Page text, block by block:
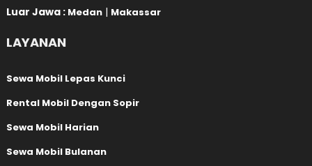
Luar Jawa : Medan | Makassar
LAYANAN
Sewa Mobil Lepas Kunci
Rental Mobil Dengan Sopir
Sewa Mobil Harian
Sewa Mobil Bulanan